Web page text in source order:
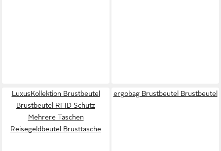
LuxusKollektion Brustbeutel
Brustbeutel RFID Schutz
Mehrere Taschen
Reisegeldbeutel Brusttasche
ergobag Brustbeutel Brustbeutel